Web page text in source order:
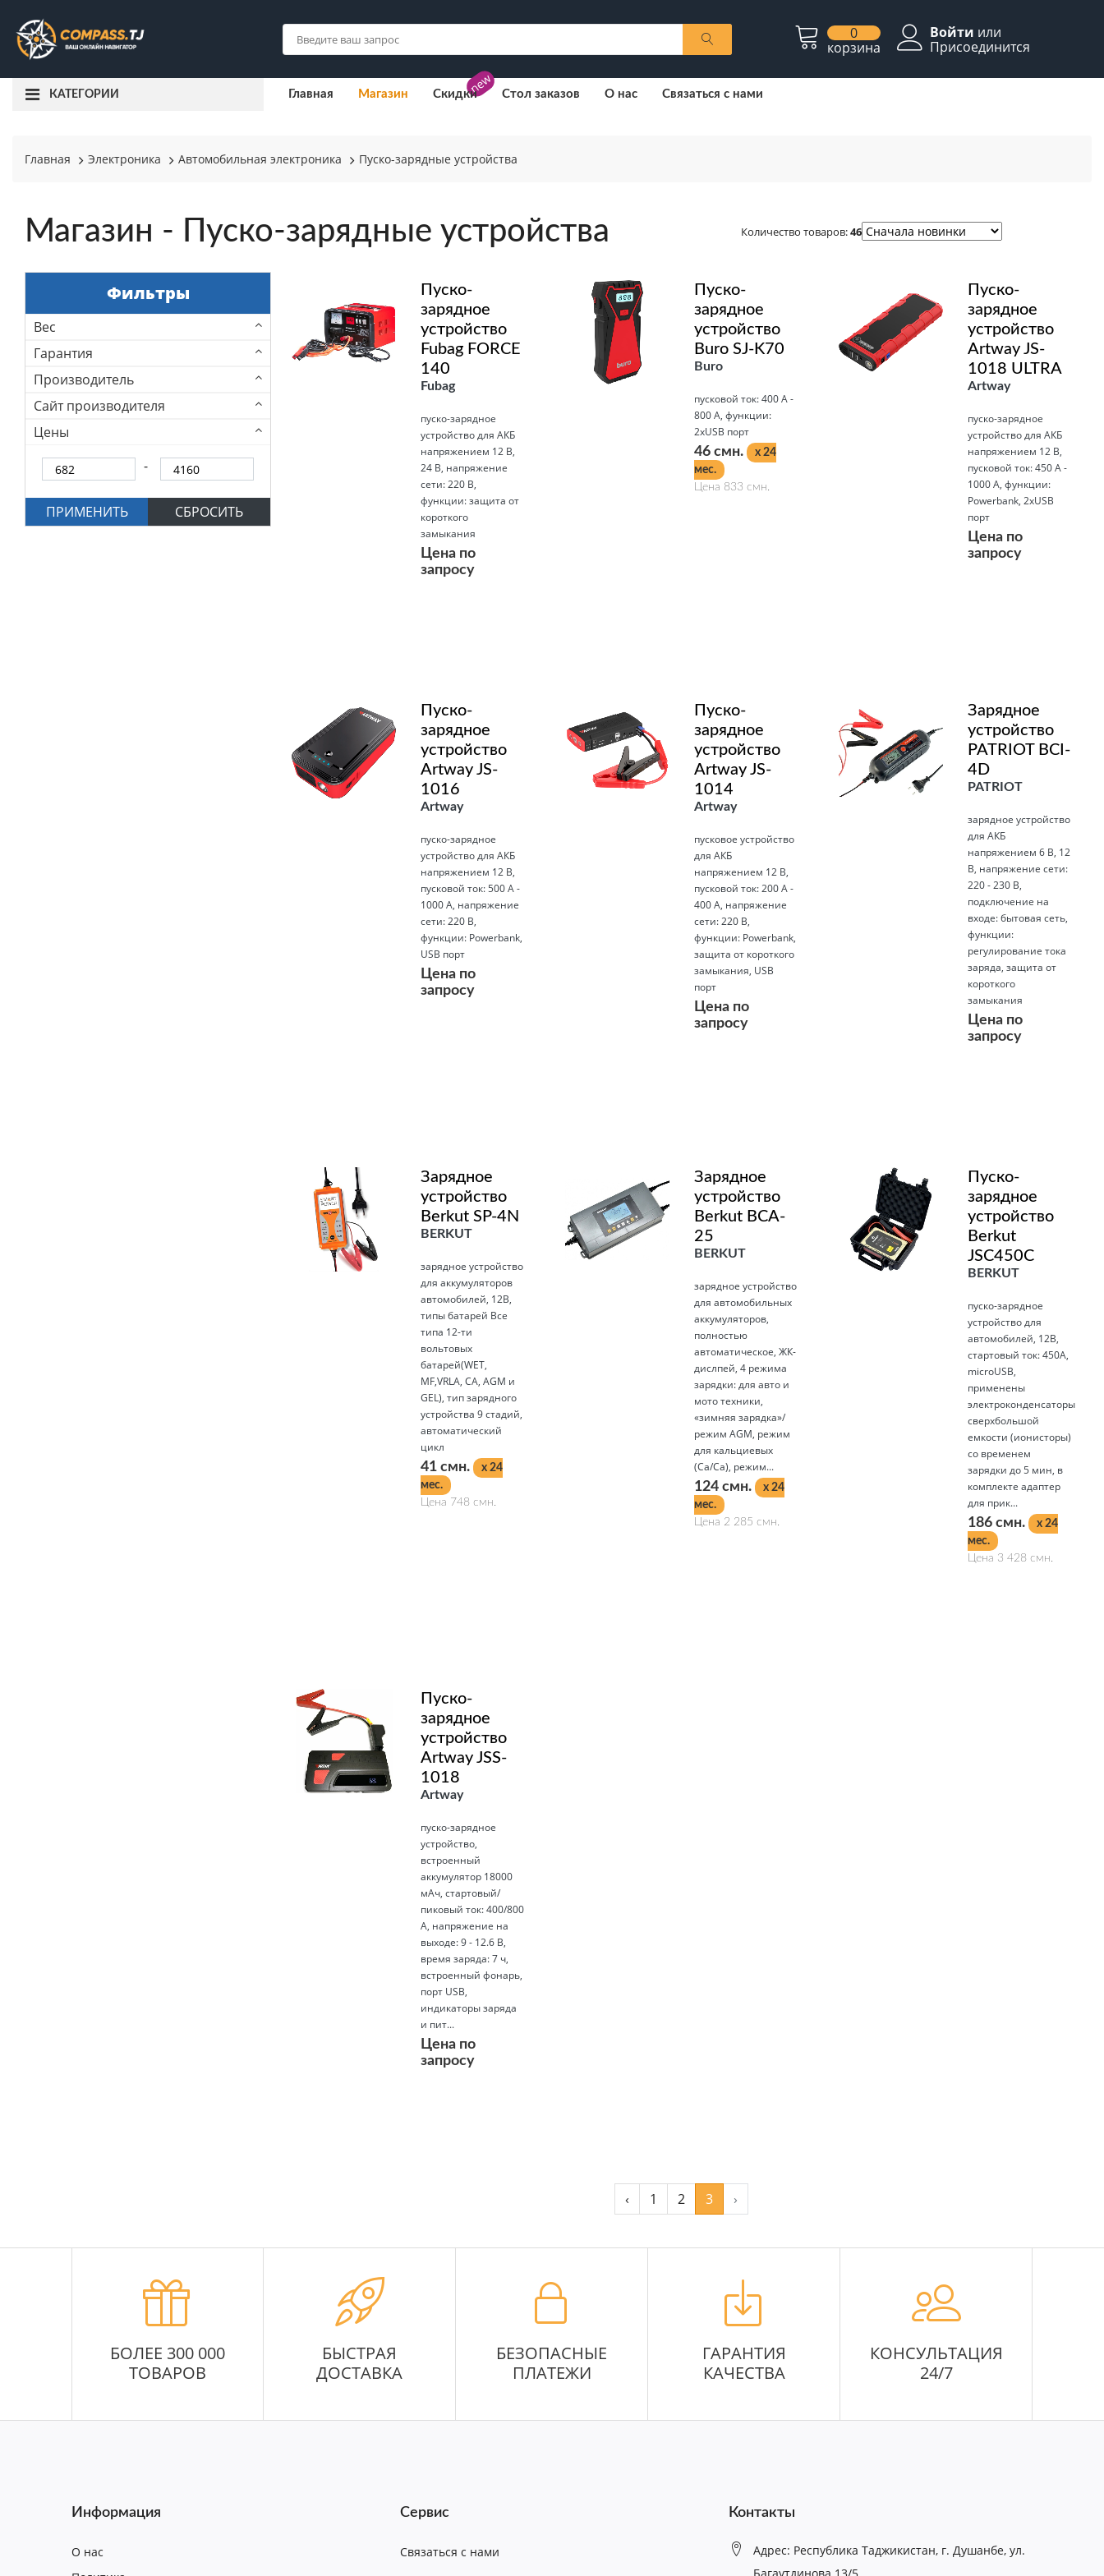
0
корзина
Войти или
Присоединится
КАТЕГОРИИ Главная Магазин new
Скидки Стол заказов О нас Связаться с нами
Главная Электроника Автомобильная электроника Пуско-зарядные устройства
Магазин - Пуско-зарядные устройства Количество товаров:46
Фильтры
Вес
Гарантия
Производитель
Сайт производителя
Цены
ПРИМЕНИТЬ СБРОСИТЬ
Пуско-
зарядное
устройство
Fubag FORCE
140
Fubag
пуско-зарядное
устройство для АКБ
напряжением 12 В,
24 В, напряжение
сети: 220 В,
функции: защита от
короткого
замыкания
Цена по
запросу
Пуско-
зарядное
устройство
Buro SJ-K70
Buro
пусковой ток: 400 А -
800 А, функции:
2xUSB порт
46 смн.
x 24
мес.
Цена 833 смн.
Пуско-
зарядное
устройство
Artway JS-
1018 ULTRA
Artway
пуско-зарядное
устройство для АКБ
напряжением 12 В,
пусковой ток: 450 А -
1000 А, функции:
Powerbank, 2xUSB
порт
Цена по
запросу
Пуско-
зарядное
устройство
Artway JS-
1016
Artway
пуско-зарядное
устройство для АКБ
напряжением 12 В,
пусковой ток: 500 А -
1000 А, напряжение
сети: 220 В,
функции: Powerbank,
USB порт
Цена по
запросу
Пуско-
зарядное
устройство
Artway JS-
1014
Artway
пусковое устройство
для АКБ
напряжением 12 В,
пусковой ток: 200 А -
400 А, напряжение
сети: 220 В,
функции: Powerbank,
защита от короткого
замыкания, USB
порт
Цена по
запросу
Зарядное
устройство
PATRIOT BCI-
4D
PATRIOT
зарядное устройство
для АКБ
напряжением 6 В, 12
В, напряжение сети:
220 - 230 В,
подключение на
входе: бытовая сеть,
функции:
регулирование тока
заряда, защита от
короткого
замыкания
Цена по
запросу
Зарядное
устройство
Berkut SP-4N
BERKUT
зарядное устройство
для аккумуляторов
автомобилей, 12В,
типы батарей Все
типа 12-ти
вольтовых
батарей(WET,
MF,VRLA, CA, AGM и
GEL), тип зарядного
устройства 9 стадий,
автоматический
цикл
41 смн.
x 24
мес.
Цена 748 смн.
Зарядное
устройство
Berkut BCA-
25
BERKUT
зарядное устройство
для автомобильных
аккумуляторов,
полностью
автоматическое, ЖК-
дислпей, 4 режима
зарядки: для авто и
мото техники,
­«зимняя зарядка­»/
режим AGM, режим
для кальциевых
(Сa/Ca), режим...
124 смн.
x 24
мес.
Цена 2 285 смн.
Пуско-
зарядное
устройство
Berkut
JSC450С
BERKUT
пуско-зарядное
устройство для
автомобилей, 12В,
стартовый ток: 450А,
microUSB,
применены
электроконденсаторы
сверхбольшой
емкости (ионисторы)
со временем
зарядки до 5 мин, в
комплекте адаптер
для прик...
186 смн.
x 24
мес.
Цена 3 428 смн.
Пуско-
зарядное
устройство
Artway JSS-
1018
Artway
пуско-зарядное
устройство,
встроенный
аккумулятор 18000
мАч, стартовый/
пиковый ток: 400/800
А, напряжение на
выходе: 9 - 12.6 В,
время заряда: 7 ч,
встроенный фонарь,
порт USB,
индикаторы заряда
и пит...
Цена по
запросу
‹ 1 2 3 ›
БОЛЕЕ 300 000
ТОВАРОВ
БЫСТРАЯ
ДОСТАВКА
БЕЗОПАСНЫЕ
ПЛАТЕЖИ
ГАРАНТИЯ
КАЧЕСТВА
КОНСУЛЬТАЦИЯ
24/7
Информация
О нас
Сервис
Связаться с нами
Контакты
Адрес: Республика Таджикистан, г. Душанбе, ул.